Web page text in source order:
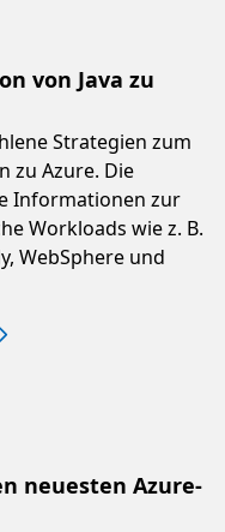
von Java zu
Strategien zum
zu Azure. Die
Informationen zur
Workloads wie z. B.
WebSphere und
neuesten Azure-